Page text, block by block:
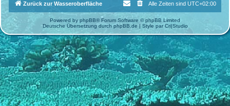
Zurück zur Wasseroberfläche Alle Zeiten sind UTC+02:00
Powered by phpBB® Forum Software © phpBB Limited
Deutsche Übersetzung durch phpBB.de | Style par Cri|Studio